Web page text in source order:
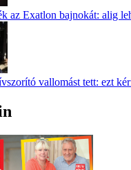
az Exatlon bajnokát: alig
vallomást tett: ezt